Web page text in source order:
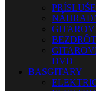
DVD
BASGITARY